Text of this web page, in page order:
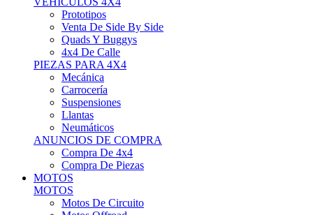
Prototipos
Venta De Side By Side
Quads Y Buggys
4x4 De Calle
PIEZAS PARA 4X4
Mecánica
Carrocería
Suspensiones
Llantas
Neumáticos
ANUNCIOS DE COMPRA
Compra De 4x4
Compra De Piezas
MOTOS
MOTOS
Motos De Circuito